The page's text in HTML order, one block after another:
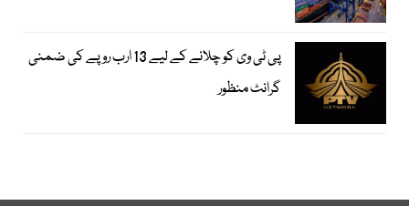
پی ٹی وی کو چلانے کے لیے 13 ارب روپے کی ضمنی
گرانٹ منظور